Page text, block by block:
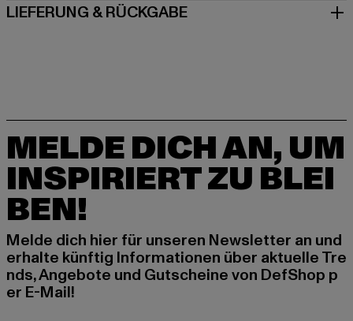
LIEFERUNG & RÜCKGABE
MELDE DICH AN, UM
INSPIRIERT ZU BLEI
BEN!
Melde dich hier für unseren Newsletter an und
erhalte künftig Informationen über aktuelle Tre
nds, Angebote und Gutscheine von DefShop p
er E-Mail!